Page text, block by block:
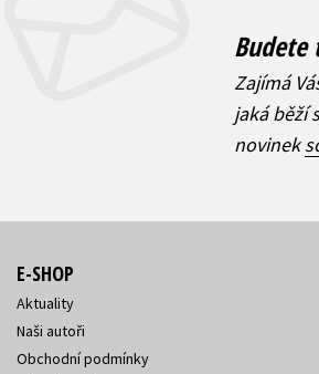
Zajímá
jaká běží
novinek
E-SHOP
Aktuality
Naši autoři
Obchodní podmínky